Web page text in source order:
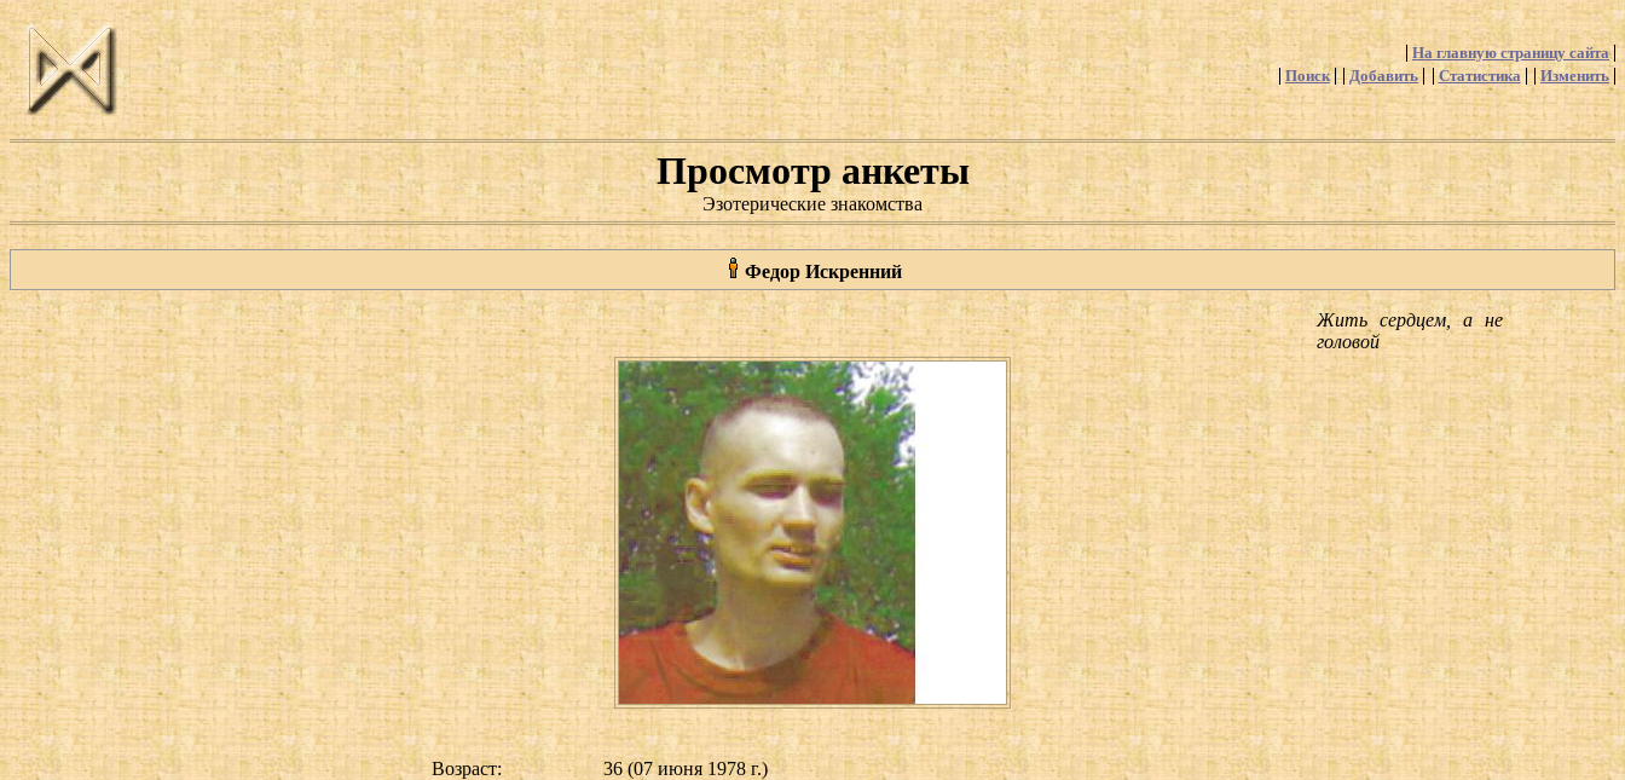
На главную страницу сайта
Поиск
Добавить Статистика Изменить
Просмотр анкеты
Эзотерические знакомства
Федор Искренний
Жить сердцем, а не
головой
Возраст:
36 (07 июня 1978 г.)